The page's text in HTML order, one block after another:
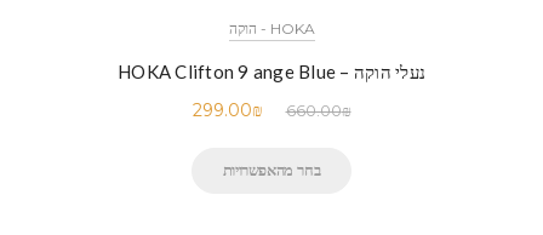
HOKA - הוקה
נעלי הוקה – HOKA Clifton 9 ange Blue
660.00₪
299.00₪
בחר מהאפשרויות